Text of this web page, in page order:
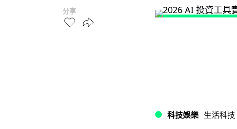
分享
科技娛樂 生活科技